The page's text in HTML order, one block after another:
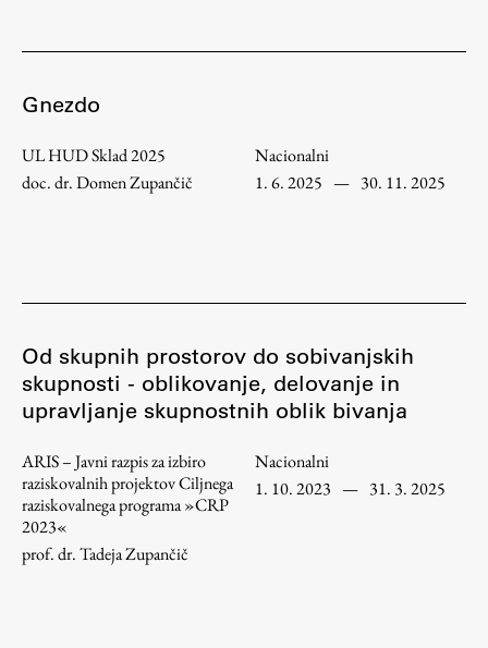
Študijske prakse
Spletna učilnica
ŠIS (SI)
Obvestila
Koledar dogodkov
Program dela
Gnezdo
UL HUD Sklad 2025
doc. dr. Domen Zupančič
Nacionalni
1. 6. 2025 — 30. 11. 2025
Od skupnih prostorov do sobivanjskih
skupnosti - oblikovanje, delovanje in
upravljanje skupnostnih oblik bivanja
ARIS – Javni razpis za izbiro
raziskovalnih projektov Ciljnega
raziskovalnega programa »CRP
2023«
prof. dr. Tadeja Zupančič
Nacionalni
1. 10. 2023 — 31. 3. 2025